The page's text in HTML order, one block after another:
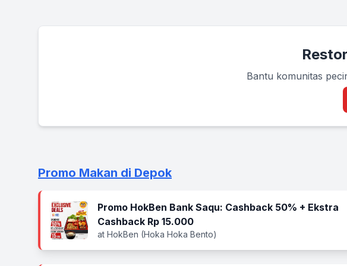
Bantu komunitas
Promo Makan di Depok
Promo HokBen Bank Saqu: Cashback 50% + Ekstra
Cashback Rp 15.000
at HokBen (Hoka Hoka Bento)